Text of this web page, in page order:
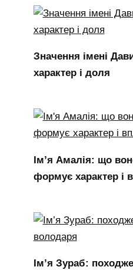
Значення імені
характер і доля
Ім’я Амалія: що
формує характер і
Ім’я Зураб: